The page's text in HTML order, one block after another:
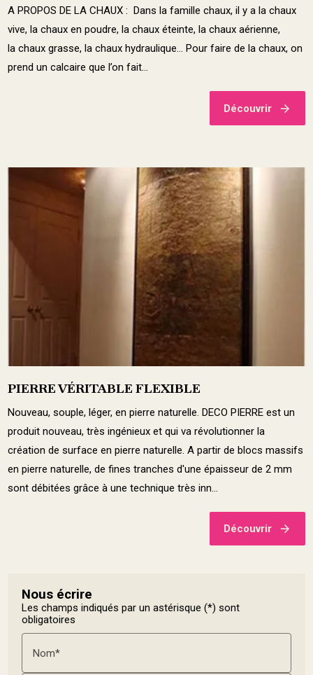
A PROPOS DE LA CHAUX : Dans la famille chaux, il y a la chaux
vive, la chaux en poudre, la chaux éteinte, la chaux aérienne,
la chaux grasse, la chaux hydraulique… Pour faire de la chaux, on
prend un calcaire que l’on fait...
Découvrir
PIERRE VÉRITABLE FLEXIBLE
Nouveau, souple, léger, en pierre naturelle. DECO PIERRE est un
produit nouveau, très ingénieux et qui va révolutionner la
création de surface en pierre naturelle. A partir de blocs massifs
en pierre naturelle, de fines tranches d'une épaisseur de 2 mm
sont débitées grâce à une technique très inn...
Découvrir
Nous écrire
Les champs indiqués par un astérisque (*) sont
obligatoires
Nom*